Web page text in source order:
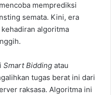
memprediksi
semata. Kini, era
algoritma
Smart Bidding atau
tugas berat ini dari
raksasa. Algoritma ini